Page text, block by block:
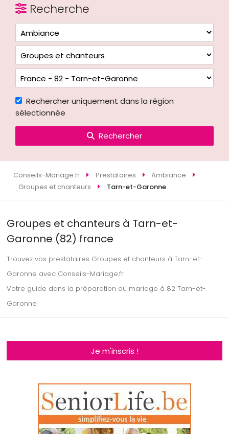
Recherche
Rechercher uniquement dans la région
sélectionnée
Rechercher
Conseils-Mariage.fr Prestataires
Ambiance
Groupes et chanteurs
Tarn-et-Garonne
Groupes et chanteurs à Tarn-et-
Garonne (82) france
Trouvez vos prestataires Groupes et chanteurs à Tarn-et-
Garonne avec Conseils-Mariage.fr
Votre guide dans la préparation du mariage à 82 Tarn-et-
Garonne
Je m'inscris !